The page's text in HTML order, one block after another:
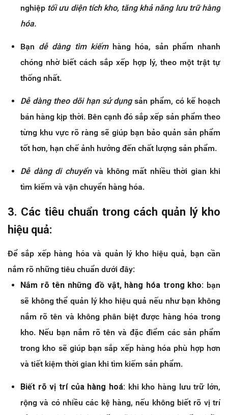
nghiệp tối ưu diện tích kho, tăng khả năng lưu trữ hàng
hóa.
Bạn dễ dàng tìm kiếmhàng hóa, sản phẩm nhanh
chóng nhờ biết cách sắp xếp hợp lý, theo một trật tự
thống nhất.
Dễ dàng theo dõi hạn sử dụngsản phẩm, có kế hoạch
bán hàng kịp thời. Bên cạnh đó sắp xếp sản phẩm theo
từng khu vực rõ ràng sẽ giúp bạn bảo quản sản phẩm
tốt hơn, hạn chế ảnh hưởng đến chất lượng sản phẩm.
Dễ dàng di chuyểnvà không mất nhiều thời gian khi
tìm kiếm và vận chuyển hàng hóa.
3. Các tiêu chuẩn trong cách quản lý kho
hiệu quả:
Để sắp xếp hàng hóa và quản lý kho hiệu quả, bạn cần
nắm rõ những tiêu chuẩn dưới đây:
Nắm rõ tên những đồ vật, hàng hóa trong kho: bạn
sẽ không thể quản lý kho hiệu quả nếu như bạn không
nắm rõ tên và không phân biệt được hàng hóa trong
kho. Nếu bạn nắm rõ tên và đặc điểm các sản phẩm
trong kho sẽ giúp bạn sắp xếp hàng hóa phù hợp hơn
và tiết kiệm thời gian khi tìm kiếm sản phẩm.
Biết rõ vị trí của hàng hoá: khi kho hàng lưu trữ lớn,
rộng và có nhiều các kệ hàng, nếu không biết rõ vị trí